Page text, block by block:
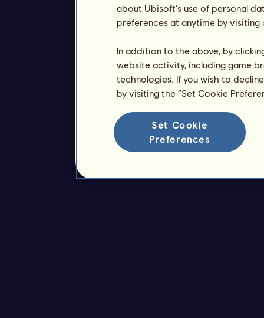
about Ubisoft's use of personal
preferences at anytime by
In addition to the above, by
website activity, including game
technologies. If you wish to
by visiting the “Set Cookie
Set Cookie
Preferences